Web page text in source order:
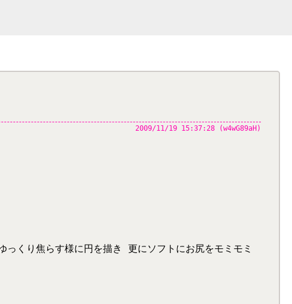
2009/11/19 15:37:28 (w4wG89aH)
くり焦らす様に円を描き 更にソフトにお尻をモミモミ